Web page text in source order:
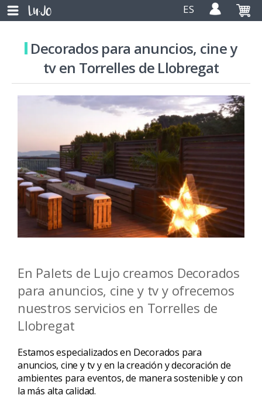
ES
Decorados para anuncios, cine y
tv en Torrelles de Llobregat
En Palets de Lujo creamos Decorados
para anuncios, cine y tv y ofrecemos
nuestros servicios en Torrelles de
Llobregat
Estamos especializados en Decorados para
anuncios, cine y tv y en la creación y decoración de
ambientes para eventos, de manera sostenible y con
la más alta calidad.